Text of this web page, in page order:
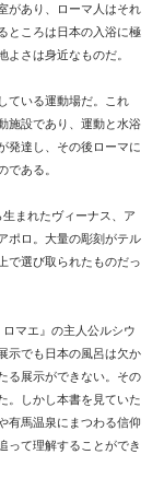
があり、ローマ人はそれ
ところは日本の入浴に極
さは身近なものだ。
ている運動場だ。これ
施設であり、運動と水浴
発達し、その後ローマに
である。
まれたヴィーナス、ア
ポロ。大量の彫刻がテル
で選び取られたものだっ
マエ』の主人公ルシウ
示でも日本の風呂は欠か
る展示ができない。その
。しかし本書を見ていた
有馬温泉にまつわる信仰
って理解することができ